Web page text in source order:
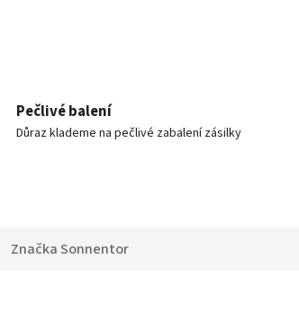
Pečlivé balení
Důraz klademe na pečlivé zabalení zásilky
ZnačkaSonnentor